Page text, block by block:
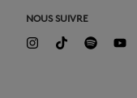
NOUS SUIVRE